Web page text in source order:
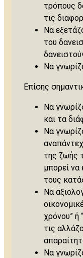
τρόπους
τις
Να
του
Να
Επίσης
Να
και τα
Να
της ζωής
μπορεί να
τους
Να
χρόνου” ή
τις
Να